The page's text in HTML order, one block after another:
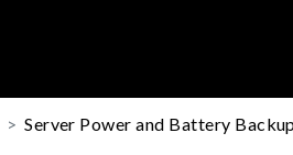
Server Power and Battery